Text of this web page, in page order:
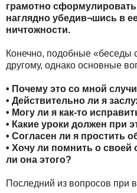
грамотно
наглядно убедив¬шись в
ничтожности.
Конечно, подобные «беседы
другому, однако основные
• Почему это со мной
• Действительно ли я
• Могу ли я как-то
• Какие уроки должен при
• Согласен ли я простить
• Хочу ли помнить о
ли она этого?
Последний из вопросов при